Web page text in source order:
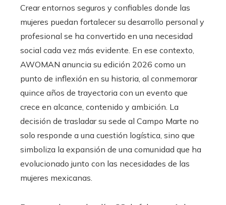
Crear entornos seguros y confiables donde las
mujeres puedan fortalecer su desarrollo personal y
profesional se ha convertido en una necesidad
social cada vez más evidente. En ese contexto,
AWOMAN anuncia su edición 2026 como un
punto de inflexión en su historia, al conmemorar
quince años de trayectoria con un evento que
crece en alcance, contenido y ambición. La
decisión de trasladar su sede al Campo Marte no
solo responde a una cuestión logística, sino que
simboliza la expansión de una comunidad que ha
evolucionado junto con las necesidades de las
mujeres mexicanas.